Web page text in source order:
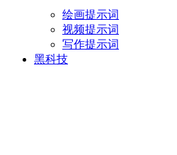
绘画提示词
视频提示词
写作提示词
黑科技